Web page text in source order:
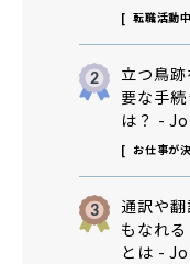
転職活動
立つ鳥
要な手
は？ -
お仕事が
通訳や
もなれ
とは -